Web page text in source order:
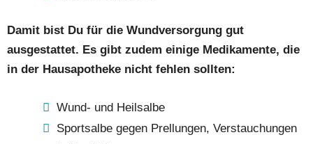
Damit bist Du für die Wundversorgung gut
ausgestattet. Es gibt zudem einige Medikamente, die
in der Hausapotheke nicht fehlen sollten:
Wund- und Heilsalbe
Sportsalbe gegen Prellungen, Verstauchungen